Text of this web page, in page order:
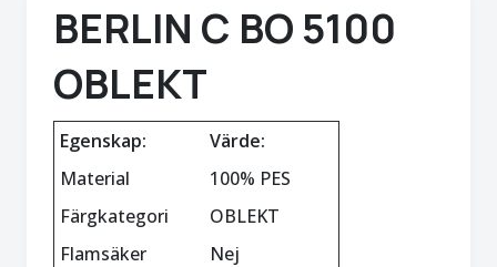
BERLIN C BO 5100
OBLEKT
Egenskap:
Värde:
Material
100% PES
Färgkategori
OBLEKT
Flamsäker
Nej